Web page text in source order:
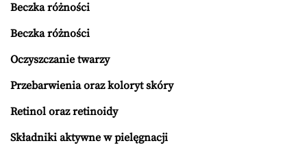
Beczka różności
Beczka różności
Oczyszczanie twarzy
Przebarwienia oraz koloryt skóry
Retinol oraz retinoidy
Składniki aktywne w pielęgnacji